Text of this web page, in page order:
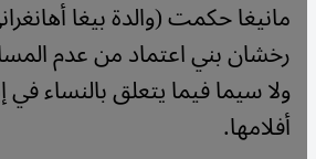
مانيغا حكمت (والدة بيغا
رخشان بني اعتماد من عدم
ولا سيما فيما يتعلق بالنساء في
أفلامها.